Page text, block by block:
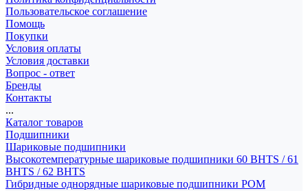
Пользовательское соглашение
Помощь
Покупки
Условия оплаты
Условия доставки
Вопрос - ответ
Бренды
Контакты
...
Каталог товаров
Подшипники
Шариковые подшипники
Высокотемпературные шариковые подшипники 60 BHTS / 61
BHTS / 62 BHTS
Гибридные однорядные шариковые подшипники POM